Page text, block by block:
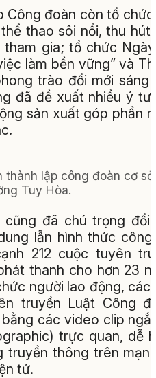
Công đoàn còn tổ chức
thao sôi nổi, thu hút
gia; tổ chức
làm bền vững” và
trào đổi mới sáng
đã đề xuất nhiều ý
sản xuất góp phần
thành lập công đoàn cơ
Tuy Hòa.
đã chú trọng đổi
lẫn hình thức
212 cuộc tuyên
thanh cho hơn 23
người lao động, các
truyền Luật Công
các video clip
trực quan, dễ
truyền thông trên
tử.